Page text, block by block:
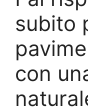
subito
con